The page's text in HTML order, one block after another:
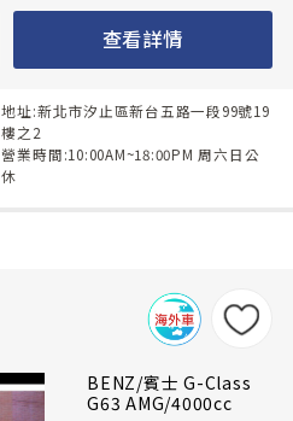
查看詳情
地址:新北市汐止區新台五路一段99號19
樓之2
營業時間:10:00AM~18:00PM 周六日公
休
BENZ/賓士 G-Class
G63 AMG/4000cc